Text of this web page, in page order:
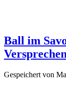
Ball im
Gespeichert von